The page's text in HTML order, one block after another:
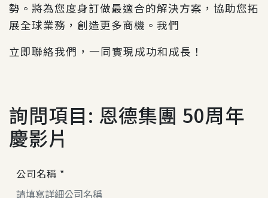
勢。將為您度身訂做最適合的解決方案，協助您拓
展全球業務，創造更多商機。我們
立即聯絡我們 ，一同實現成功和成長！
詢問項目: 恩德集團 50周年
慶影片
公司名稱 *